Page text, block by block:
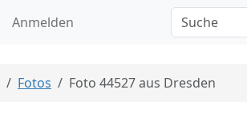
Anmelden
Fotos Foto 44527 aus Dresden